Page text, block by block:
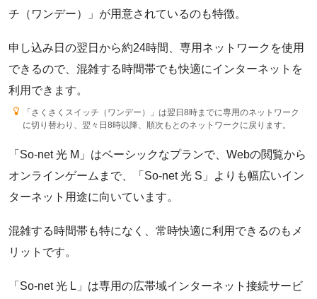
チ（ワンデー）」が用意されているのも特徴。
申し込み日の翌日から約24時間、専用ネットワークを使用
できるので、混雑する時間帯でも快適にインターネットを
利用できます。
「さくさくスイッチ（ワンデー）」は翌日8時までに専用のネットワーク
に切り替わり、翌々日8時以降、順次もとのネットワークに戻ります。
「So-net 光 M」はベーシックなプランで、Webの閲覧から
オンラインゲームまで、「So-net 光 S」よりも幅広いイン
ターネット用途に向いています。
混雑する時間帯も特になく、常時快適に利用できるのもメ
リットです。
「So-net 光 L」は専用の広帯域インターネット接続サービ